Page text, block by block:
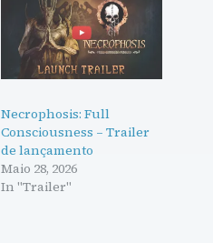
Necrophosis: Full
Consciousness – Trailer
de lançamento
Maio 28, 2026
In "Trailer"